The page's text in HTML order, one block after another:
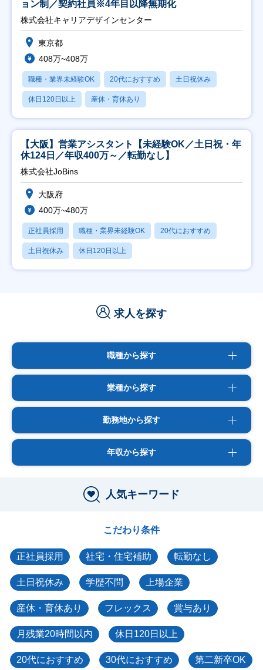
ョン制／契約社員※4年目以降無期化
株式会社キャリアデザインセンター
東京都
408万~408万
職種・業界未経験OK 20代におすすめ 土日祝休み
休日120日以上 産休・育休あり
【大阪】営業アシスタント【未経験OK／土日祝・年
休124日／年収400万～／転勤なし】
株式会社JoBins
大阪府
400万~480万
正社員採用 職種・業界未経験OK 20代におすすめ
土日祝休み 休日120日以上
求人を探す
職種から探す
業種から探す
勤務地から探す
年収から探す
人気キーワード
こだわり条件
正社員採用 社宅・住宅補助 転勤なし
土日祝休み 学歴不問 上場企業
産休・育休あり フレックス 賞与あり
月残業20時間以内 休日120日以上
20代におすすめ 30代におすすめ 第二新卒OK